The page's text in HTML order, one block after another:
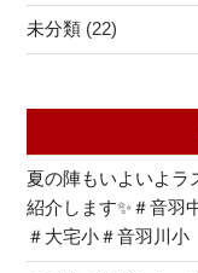
未分類 (22)
夏の陣もいよいよラ
紹介します✨＃音羽
＃大宅小＃音羽川小